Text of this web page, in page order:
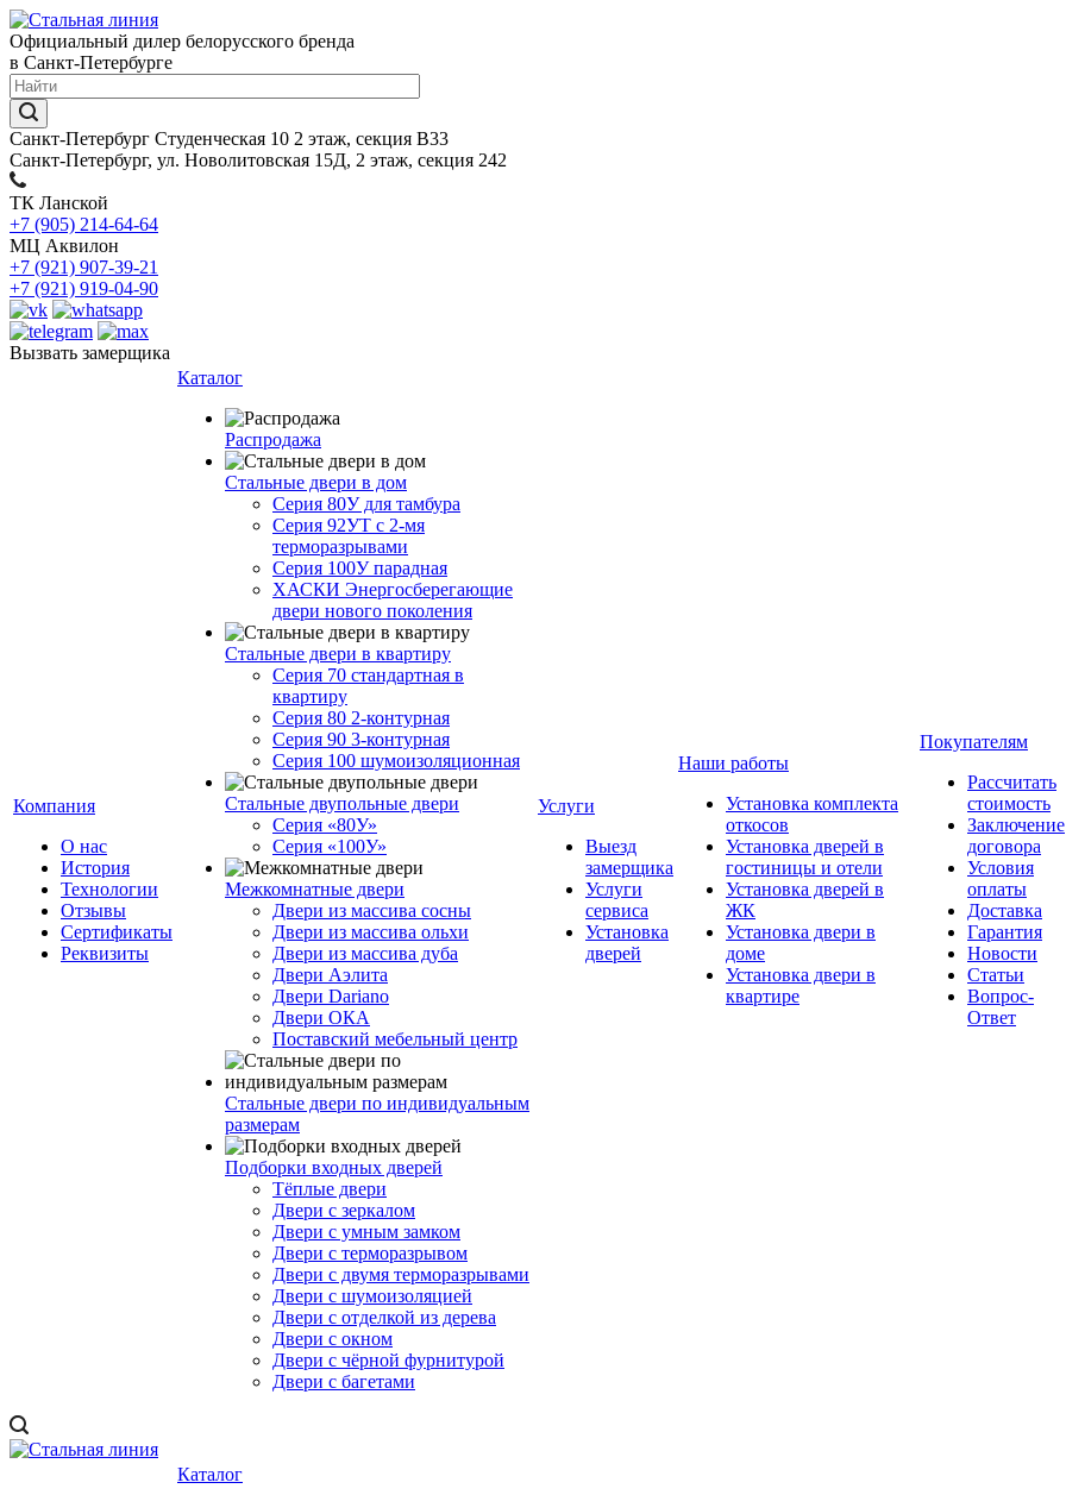
Официальный дилер белорусского бренда
в Санкт-Петербурге
Санкт-Петербург Студенческая 10 2 этаж, секция В33
Санкт-Петербург, ул. Новолитовская 15Д, 2 этаж, секция 242
ТК Ланской
+7 (905) 214-64-64
МЦ Аквилон
+7 (921) 907-39-21
+7 (921) 919-04-90
Вызвать замерщика
Компания
О нас
История
Технологии
Отзывы
Cертификаты
Реквизиты
Каталог
Распродажа
Стальные двери в дом
Серия 80У для тамбура
Серия 92УТ с 2-мя
терморазрывами
Серия 100У парадная
ХАСКИ Энергосберегающие
двери нового поколения
Стальные двери в квартиру
Серия 70 стандартная в
квартиру
Серия 80 2-контурная
Серия 90 3-контурная
Серия 100 шумоизоляционная
Стальные двупольные двери
Серия «80У»
Серия «100У»
Межкомнатные двери
Двери из массива сосны
Двери из массива ольхи
Двери из массива дуба
Двери Аэлита
Двери Dariano
Двери ОКА
Поставский мебельный центр
Стальные двери по индивидуальным
размерам
Подборки входных дверей
Тёплые двери
Двери с зеркалом
Двери с умным замком
Двери с терморазрывом
Двери с двумя терморазрывами
Двери с шумоизоляцией
Двери с отделкой из дерева
Двери с окном
Двери с чёрной фурнитурой
Двери с багетами
Услуги
Выезд
замерщика
Услуги
сервиса
Установка
дверей
Наши работы
Установка комплекта
откосов
Установка дверей в
гостиницы и отели
Установка дверей в
ЖК
Установка двери в
доме
Установка двери в
квартире
Покупателям
Рассчитать
стоимость
Заключение
договора
Условия
оплаты
Доставка
Гарантия
Новости
Статьи
Вопрос-
Ответ
Каталог